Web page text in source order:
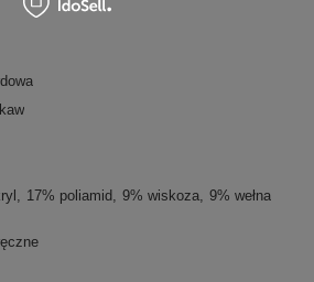
17% poliamid 9% wiskoza 9% wełna